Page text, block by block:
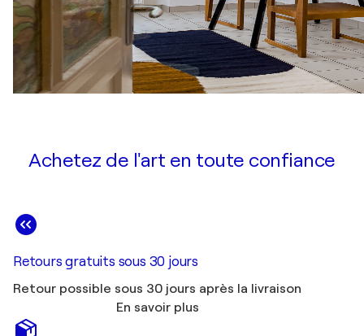
Achetez de l'art en toute confiance
Retours gratuits sous 30 jours
Retour possible sous 30 jours après la livraison
En savoir plus